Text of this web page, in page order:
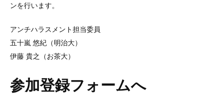
ンを行います。
アンチハラスメント担当委員
五十嵐 悠紀（明治大）
伊藤 貴之（お茶大）
参加登録フォームへ